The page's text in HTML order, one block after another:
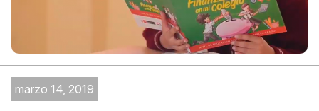
marzo 14, 2019